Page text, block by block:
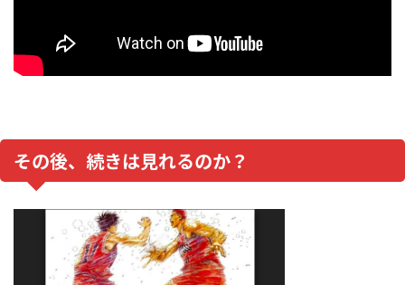
その後、続きは見れるのか？